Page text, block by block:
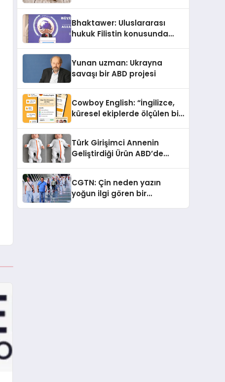
Sindirildiğini Ortaya Koydu
Bhaktawer: Uluslararası
hukuk Filistin konusunda
Yunan uzman: Ukrayna
savaşı bir ABD projesi
Cowboy English: “İngilizce,
küresel ekiplerde ölçülen bir
Türk Girişimci Annenin
Geliştirdiği Ürün ABD’de
Açısı Getiriyor.
CGTN: Çin neden yazın
yoğun ilgi gören bir